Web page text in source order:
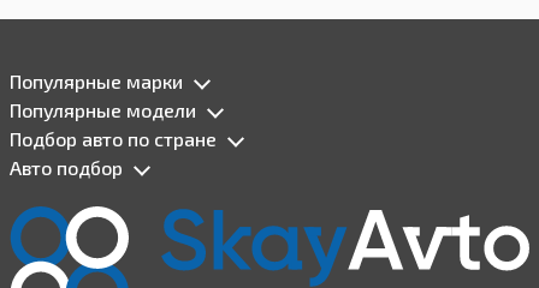
Популярные марки
Популярные модели
Подбор авто по стране
Авто подбор